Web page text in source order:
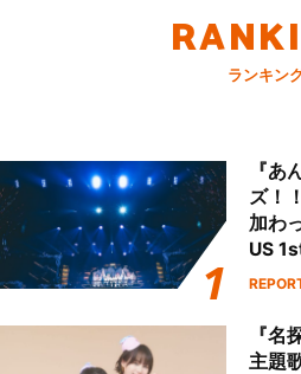
ランキン
『あ
ズ！
加わ
US
Final
ート!!
『名
主題